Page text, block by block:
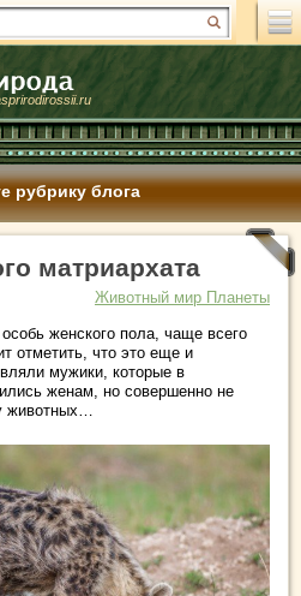
рубрику блога
матриархата
Животный мир Планеты
женского пола, чаще всего
отметить, что это еще и
мужики, которые в
женам, но совершенно не
животных…